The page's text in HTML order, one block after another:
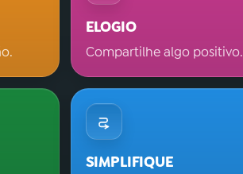
ELOGIO
Compartilhe algo positivo.
SIMPLIFIQUE